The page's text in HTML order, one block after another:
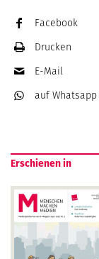
Facebook
Drucken
E-Mail
auf Whatsapp
Erschienen in